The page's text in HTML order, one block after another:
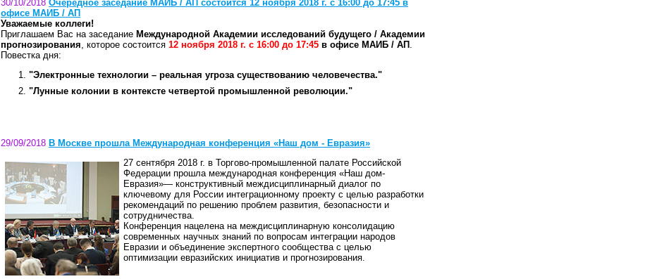
30/10/2018 Очередное заседание МАИБ / АП состоится 12 ноября 2018 г. с 16:00 до 17:45 в
офисе МАИБ / АП
Уважаемые коллеги!
Приглашаем Вас на заседание Международной Академии исследований будущего / Академии
прогнозирования, которое состоится 12 ноября 2018 г. с 16:00 до 17:45 в офисе МАИБ / АП .
Повестка дня:
"Электронные технологии – реальная угроза существованию человечества."
"Лунные колонии в контексте четвертой промышленной революции."
29/09/2018 В Москве прошла Международная конференция «Наш дом - Евразия»
27 сентября 2018 г. в Торгово-промышленной палате Российской
Федерации прошла международная конференция «Наш дом-
Евразия»— конструктивный междисциплинарный диалог по
ключевому для России интеграционному проекту с целью разработки
рекомендаций по решению проблем развития, безопасности и
сотрудничества.
Конференция нацелена на междисциплинарную консолидацию
современных научных знаний по вопросам интеграции народов
Евразии и объединение экспертного сообщества с целью
оптимизации евразийских инициатив и прогнозирования.